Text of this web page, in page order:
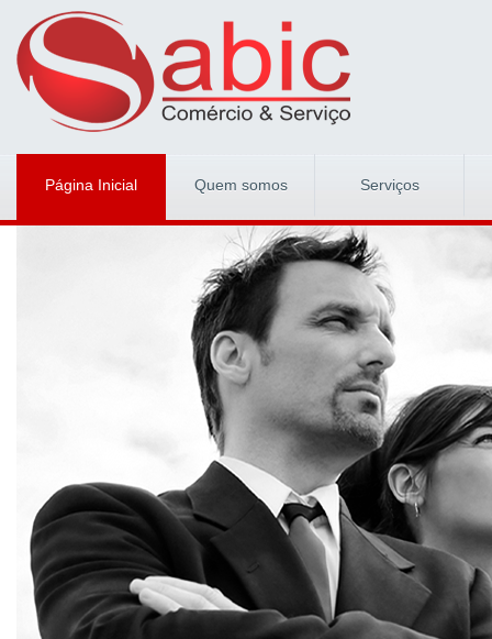
Página Inicial Quem somos Serviços